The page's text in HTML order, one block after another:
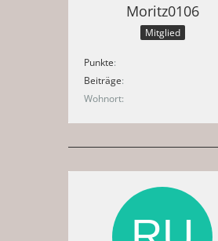
Moritz0106
Mitglied
Punkte
Beiträge
Wohnort